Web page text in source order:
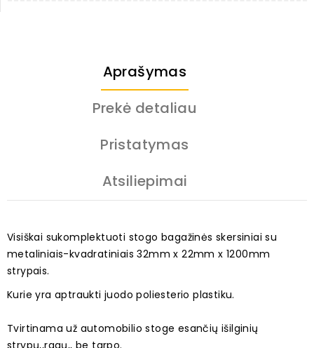
Aprašymas
Prekė detaliau
Pristatymas
Atsiliepimai
Visiškai sukomplektuoti stogo bagažinės skersiniai su
metaliniais-kvadratiniais 32mm x 22mm x 1200mm
strypais.
Kurie yra aptraukti juodo poliesterio plastiku.
Tvirtinama už automobilio stoge esančių išilginių